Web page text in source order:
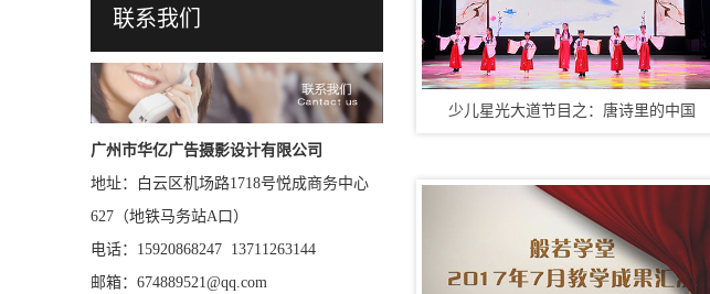
联系我们
广州市华亿广告摄影设计有限公司
地址：白云区机场路1718号悦成商务中心
627（地铁马务站A口）
电话：15920868247 13711263144
邮箱：674889521@qq.com
少儿星光大道节目之：唐诗里的中国